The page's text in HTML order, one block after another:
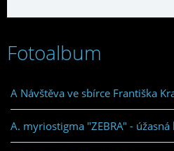
Fotoalbum
A Návštěva ve sbírce Františka
A. myriostigma "ZEBRA" - úžasná